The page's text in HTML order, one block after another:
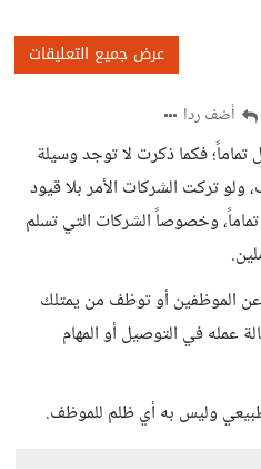
عرض جميع التعليقات
أضف ردا
تماماً؛ فكما ذكرت لا توجد وسيلة
تركت الشركات الأمر بلا قيود
وخصوصاً الشركات التي تسلم
الموظفين أو توظف من يمتلك
عمله في التوصيل أو المهام
وليس به أي ظلم للموظف.